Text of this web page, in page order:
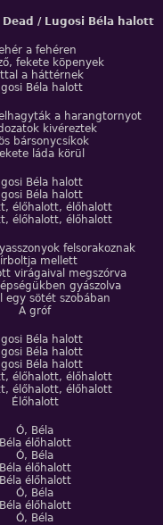
Dead / Lugosi Béla halott
a fehéren
fekete köpenyek
a háttérnek
Béla halott
a harangtornyot
kivéreztek
bársonycsíkok
láda körül
Béla halott
Béla halott
élőhalott, élőhalott
élőhalott, élőhalott
felsorakoznak
mellett
virágaival megszórva
gyászolva
egy sötét szobában
A gróf
Béla halott
Béla halott
Béla halott
élőhalott, élőhalott
élőhalott, élőhalott
Élőhalott
Ó, Béla
Béla élőhalott
Ó, Béla
Béla élőhalott
Béla élőhalott
Ó, Béla
Béla élőhalott
Ó, Béla